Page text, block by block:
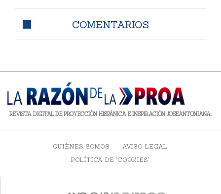
COMENTARIOS
REVISTA DIGITAL DE PROYECCIÓN HISPÁNICA E INSPIRACIÓN JOSEANTONIANA.
QUIÉNES SOMOS
AVISO LEGAL
POLÍTICA DE 'COOKIES'